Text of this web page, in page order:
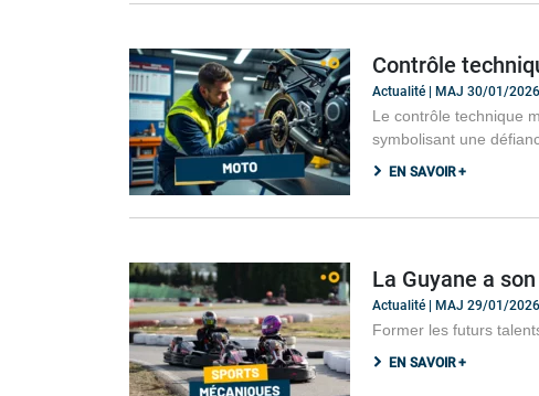
Contrôle
Actualité | MAJ 30/01/2026
Le contrôle technique
symbolisant une
EN SAVOIR +
La Guyane a
Actualité | MAJ 29/01/2026
Former les futurs
EN SAVOIR +